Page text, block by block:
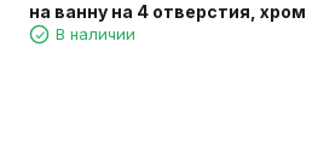
на ванну на 4 отверстия, хром
В наличии